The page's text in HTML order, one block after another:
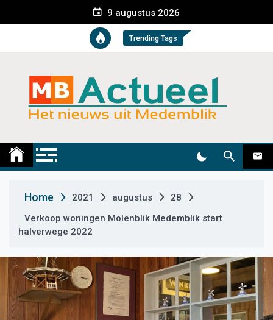
e
t
9 augustus 2026
Trending Tags
Medemblik Actueel
Home 2021 augustus
28
Verkoop woningen Molenblik Medemblik start
halverwege 2022